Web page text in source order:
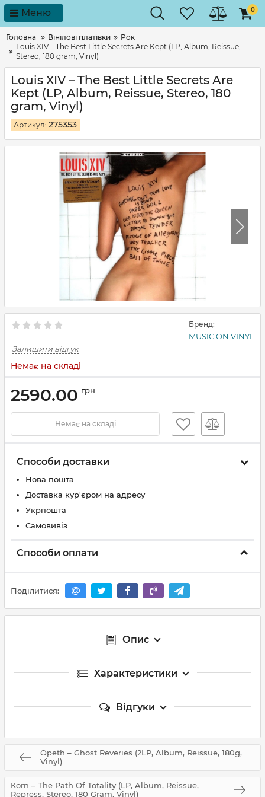
Меню 0
Головна Вінілові платівки
Рок
Louis XIV – The Best Little Secrets Are Kept (LP, Album, Reissue,
Stereo, 180 gram, Vinyl)
Louis XIV – The Best Little Secrets Are
Kept (LP, Album, Reissue, Stereo, 180
gram, Vinyl)
Артикул: 275353
Бренд:
MUSIC ON VINYL
Залишити відгук
Немає на складі
2590.00 грн
Немає на складі
Способи доставки
Нова пошта
Доставка кур'єром на адресу
Укрпошта
Самовивіз
Способи оплати
Поділитися:
Опис
Характеристики
Відгуки
Opeth – Ghost Reveries (2LP, Album, Reissue, 180g,
Vinyl)
Korn – The Path Of Totality (LP, Album, Reissue,
Repress, Stereo, 180 Gram, Vinyl)